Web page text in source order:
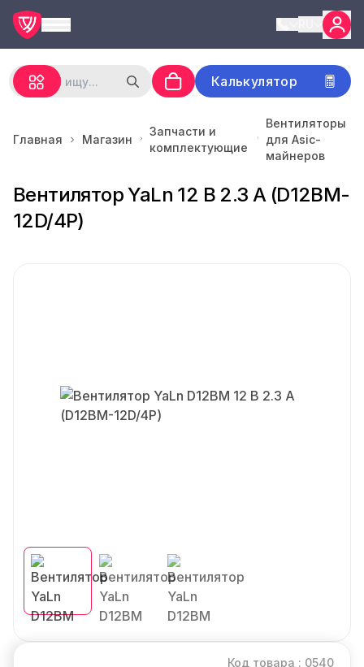
Калькулятор
Главная Магазин
Запчасти и
комплектующие
Вентиляторы
для Asic-
майнеров
Вентилятор YaLn 12 В 2.3 А (D12BM-
12D/4P)
Код товара : 0540